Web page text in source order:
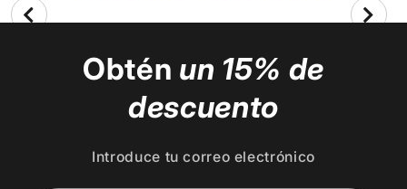
Obtén un 15% de
descuento
Introduce tu correo electrónico